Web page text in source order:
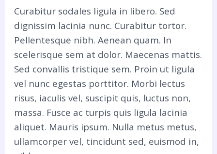
Curabitur sodales ligula in libero. Sed
dignissim lacinia nunc. Curabitur tortor.
Pellentesque nibh. Aenean quam. In
scelerisque sem at dolor. Maecenas mattis.
Sed convallis tristique sem. Proin ut ligula
vel nunc egestas porttitor. Morbi lectus
risus, iaculis vel, suscipit quis, luctus non,
massa. Fusce ac turpis quis ligula lacinia
aliquet. Mauris ipsum. Nulla metus metus,
ullamcorper vel, tincidunt sed, euismod in,